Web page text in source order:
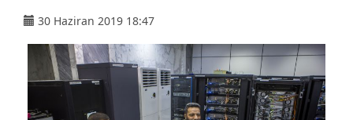
30 Haziran 2019 18:47